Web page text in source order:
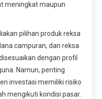
meningkat maupun
pilihan produk reksa
campuran, dan reksa
dengan profil
Namun, penting
investasi memiliki risiko
mengikuti kondisi pasar.